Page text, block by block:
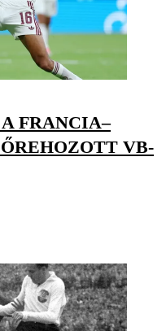
FRANCIA–
VB-